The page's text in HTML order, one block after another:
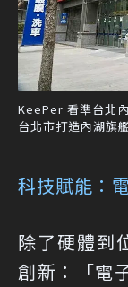
KeePer 看準台北
台北市打造內湖旗
科技賦能：
除了硬體到
創新：「電